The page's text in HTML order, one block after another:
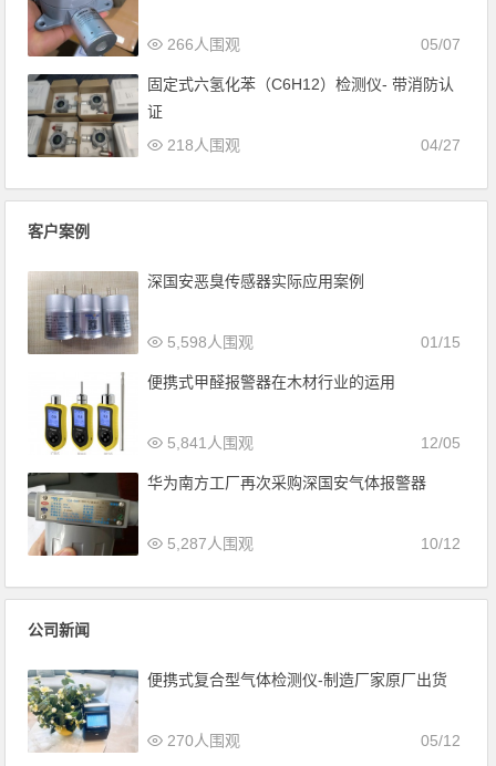
05/07
266人围观
固定式六氢化苯（C6H12）检测仪- 带消防认
证
04/27
218人围观
客户案例
深国安恶臭传感器实际应用案例
01/15
5,598人围观
便携式甲醛报警器在木材行业的运用
12/05
5,841人围观
华为南方工厂再次采购深国安气体报警器
10/12
5,287人围观
公司新闻
便携式复合型气体检测仪-制造厂家原厂出货
05/12
270人围观